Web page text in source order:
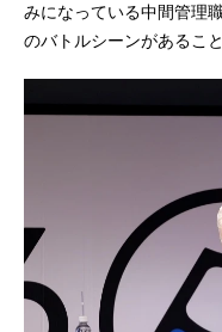
みになっている中間管理
のバトルシーンがあるこ